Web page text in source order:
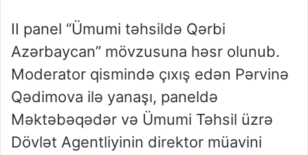
II panel “Ümumi təhsildə Qərbi
Azərbaycan” mövzusuna həsr olunub.
Moderator qismində çıxış edən Pərvinə
Qədimova ilə yanaşı, paneldə
Məktəbəqədər və Ümumi Təhsil üzrə
Dövlət Agentliyinin direktor müavini